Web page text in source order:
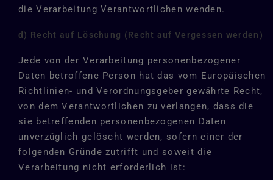
die Verarbeitung Verantwortlichen wenden.
d) Recht auf Löschung (Recht auf Vergessen werden)
Jede von der Verarbeitung personenbezogener
Daten betroffene Person hat das vom Europäischen
Richtlinien- und Verordnungsgeber gewährte Recht,
von dem Verantwortlichen zu verlangen, dass die
sie betreffenden personenbezogenen Daten
unverzüglich gelöscht werden, sofern einer der
folgenden Gründe zutrifft und soweit die
Verarbeitung nicht erforderlich ist: